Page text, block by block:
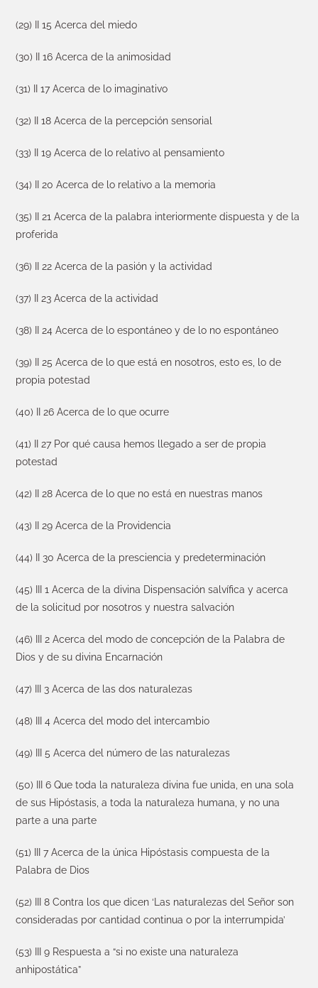
(29) II 15 Acerca del miedo
(30) II 16 Acerca de la animosidad
(31) II 17 Acerca de lo imaginativo
(32) II 18 Acerca de la percepción sensorial
(33) II 19 Acerca de lo relativo al pensamiento
(34) II 20 Acerca de lo relativo a la memoria
(35) II 21 Acerca de la palabra interiormente dispuesta y de la
proferida
(36) II 22 Acerca de la pasión y la actividad
(37) II 23 Acerca de la actividad
(38) II 24 Acerca de lo espontáneo y de lo no espontáneo
(39) II 25 Acerca de lo que está en nosotros, esto es, lo de
propia potestad
(40) II 26 Acerca de lo que ocurre
(41) II 27 Por qué causa hemos llegado a ser de propia
potestad
(42) II 28 Acerca de lo que no está en nuestras manos
(43) II 29 Acerca de la Providencia
(44) II 30 Acerca de la presciencia y predeterminación
(45) III 1 Acerca de la divina Dispensación salvífica y acerca
de la solicitud por nosotros y nuestra salvación
(46) III 2 Acerca del modo de concepción de la Palabra de
Dios y de su divina Encarnación
(47) III 3 Acerca de las dos naturalezas
(48) III 4 Acerca del modo del intercambio
(49) III 5 Acerca del número de las naturalezas
(50) III 6 Que toda la naturaleza divina fue unida, en una sola
de sus Hipóstasis, a toda la naturaleza humana, y no una
parte a una parte
(51) III 7 Acerca de la única Hipóstasis compuesta de la
Palabra de Dios
(52) III 8 Contra los que dicen ‘Las naturalezas del Señor son
consideradas por cantidad continua o por la interrumpida’
(53) III 9 Respuesta a “si no existe una naturaleza
anhipostática”